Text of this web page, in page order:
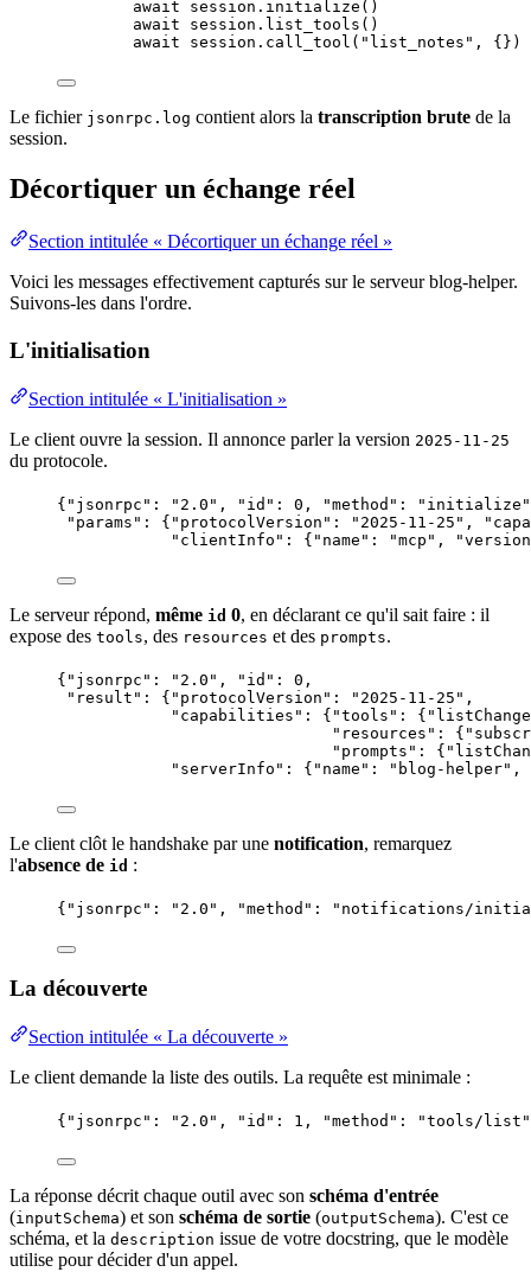
await session. initialize ()
await session. list_tools ()
await session. call_tool ( " list_notes " , {} )
Le fichier jsonrpc.log contient alors la transcription brute de la
session.
Décortiquer un échange réel
Section intitulée « Décortiquer un échange réel »
Voici les messages effectivement capturés sur le serveur blog-helper.
Suivons-les dans l'ordre.
L'initialisation
Section intitulée « L'initialisation »
Le client ouvre la session. Il annonce parler la version 2025-11-25
du protocole.
{ "jsonrpc" : " 2.0 " , "id" : 0 , "method" : " initialize "
"params" : { "protocolVersion" : " 2025-11-25 " ,
"clientInfo" : { "name" : "mcp " ,
Le serveur répond, même id 0, en déclarant ce qu'il sait faire : il
expose des tools, des resources et des prompts.
{ "jsonrpc" : " 2.0 " , "id" : 0 ,
"result" : { "protocolVersion" : " 2025-11-25 " ,
"capabilities" : { "tools" : {
"resources" : {
"prompts" : {
"serverInfo" : { "name" : " blog-helper" ,
Le client clôt le handshake par une notification, remarquez
l'absence de id :
{ "jsonrpc" : " 2.0 " , "method" : " notifications/
La découverte
Section intitulée « La découverte »
Le client demande la liste des outils. La requête est minimale :
{ "jsonrpc" : " 2.0 " , "id" : 1 , "method" : "tools/list "
La réponse décrit chaque outil avec son schéma d'entrée
(inputSchema) et son schéma de sortie (outputSchema). C'est ce
schéma, et la description issue de votre docstring, que le modèle
utilise pour décider d'un appel.